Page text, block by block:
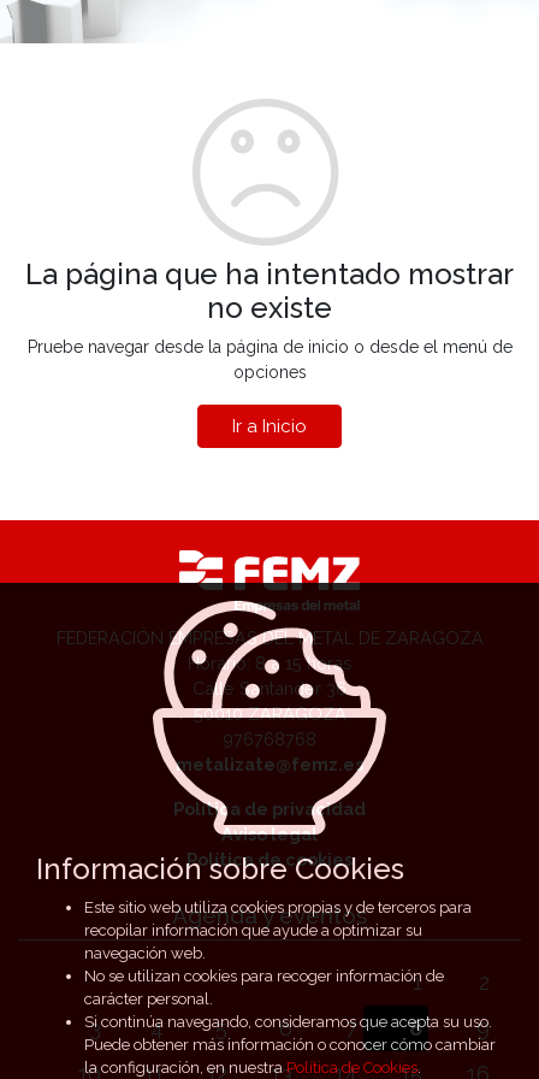
La página que ha intentado mostrar
no existe
Pruebe navegar desde la página de inicio o desde el menú de
opciones
Ir a Inicio
FEDERACIÓN EMPRESAS DEL METAL DE ZARAGOZA
Horario: 8 a 15 horas
Calle Santander 36
50010 ZARAGOZA
976768768
metalizate@femz.es
Política de privacidad
Aviso legal
Política de cookies
Agenda y eventos
1
2
3
4 5 6 7 8
9
Información sobre Cookies
Este sitio web utiliza cookies propias y de terceros para
recopilar información que ayude a optimizar su
navegación web.
No se utilizan cookies para recoger información de
carácter personal.
Si continúa navegando, consideramos que acepta su uso.
Puede obtener más información o conocer cómo cambiar
la configuración, en nuestraPolítica de Cookies.